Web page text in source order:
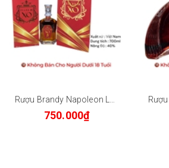
750.000₫